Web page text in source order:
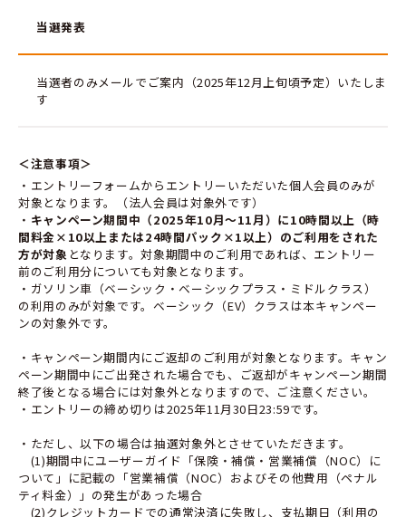
当選発表
当選者のみメールでご案内（2025年12月上旬頃予定）いたしま
す
＜注意事項＞
・エントリーフォームからエントリーいただいた個人会員のみが
対象となります。（法人会員は対象外です）
・ キャンペーン期間中（2025年10月～11月）に10時間以上（時
間料金×10以上または24時間パック×1以上）のご利用をされた
方が対象 となります。対象期間中のご利用であれば、エントリー
前のご利用分についても対象となります。
・ガソリン車（ベーシック・ベーシックプラス・ミドルクラス）
の利用のみが対象です。ベーシック（EV）クラスは本キャンペー
ンの対象外です。
・キャンペーン期間内にご返却のご利用が対象となります。キャン
ペーン期間中にご出発された場合でも、ご返却がキャンペーン期間
終了後となる場合には対象外となりますので、ご注意ください。
・エントリーの締め切りは2025年11月30日23:59です。
・ただし、以下の場合は抽選対象外とさせていただきます。
(1)期間中にユーザーガイド「保険・補償・営業補償（NOC）に
ついて」に記載の「営業補償（NOC）およびその他費用（ペナル
ティ料金）」の発生があった場合
(2)クレジットカードでの通常決済に失敗し、支払期日（利用の